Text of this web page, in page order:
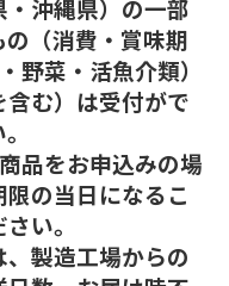
沖縄県）の一部
（消費・賞味期
野菜・活魚介類）
む）は受付がで
品をお申込みの場
の当日になるこ
い。
製造工場からの